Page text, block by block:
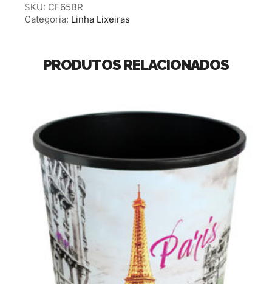
SKU: CF65BR
Categoria: Linha Lixeiras
PRODUTOS RELACIONADOS